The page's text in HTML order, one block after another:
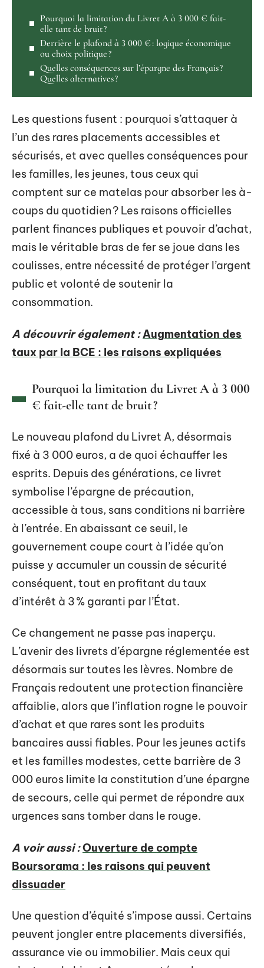
Pourquoi la limitation du Livret A à 3 000 € fait-
elle tant de bruit ?
Derrière le plafond à 3 000 € : logique économique
ou choix politique ?
Quelles conséquences sur l’épargne des Français ?
Quelles alternatives ?
Les questions fusent : pourquoi s’attaquer à
l’un des rares placements accessibles et
sécurisés, et avec quelles conséquences pour
les familles, les jeunes, tous ceux qui
comptent sur ce matelas pour absorber les à-
coups du quotidien ? Les raisons officielles
parlent finances publiques et pouvoir d’achat,
mais le véritable bras de fer se joue dans les
coulisses, entre nécessité de protéger l’argent
public et volonté de soutenir la
consommation.
A découvrir également : Augmentation des
taux par la BCE : les raisons expliquées
Pourquoi la limitation du Livret A à 3 000
€ fait-elle tant de bruit ?
Le nouveau plafond du Livret A, désormais
fixé à 3 000 euros, a de quoi échauffer les
esprits. Depuis des générations, ce livret
symbolise l’épargne de précaution,
accessible à tous, sans conditions ni barrière
à l’entrée. En abaissant ce seuil, le
gouvernement coupe court à l’idée qu’on
puisse y accumuler un coussin de sécurité
conséquent, tout en profitant du taux
d’intérêt à 3 % garanti par l’État.
Ce changement ne passe pas inaperçu.
L’avenir des livrets d’épargne réglementée est
désormais sur toutes les lèvres. Nombre de
Français redoutent une protection financière
affaiblie, alors que l’inflation rogne le pouvoir
d’achat et que rares sont les produits
bancaires aussi fiables. Pour les jeunes actifs
et les familles modestes, cette barrière de 3
000 euros limite la constitution d’une épargne
de secours, celle qui permet de répondre aux
urgences sans tomber dans le rouge.
A voir aussi :Ouverture de compte
Boursorama : les raisons qui peuvent
dissuader
Une question d’équité s’impose aussi. Certains
peuvent jongler entre placements diversifiés,
assurance vie ou immobilier. Mais ceux qui